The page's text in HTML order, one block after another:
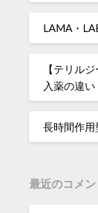
LAMA・
【テリル
入薬の違い
長時間作
最近のコメン